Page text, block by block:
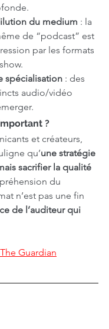
du medium : la
de “podcast” est
par les formats
spécialisation : des
audio/vidéo
?
et créateurs,
qu’une stratégie
sacrifier la qualité
du
n’est pas une fin
de l’auditeur qui
The Guardian